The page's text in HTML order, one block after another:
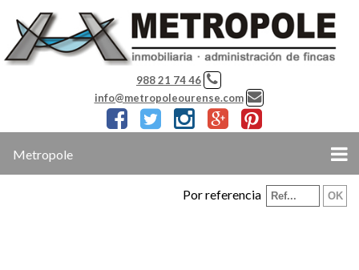
988 21 74 46
info@metropoleourense.com
Metropole
Por referencia